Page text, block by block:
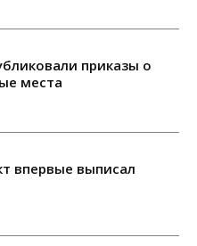
приказы о
места
впервые выписал